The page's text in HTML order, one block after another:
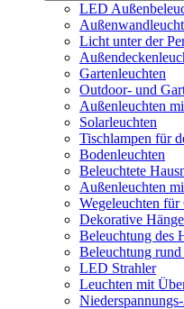
LED
Licht unter der
Gartenleuchten
Outdoor- und
Außenleuchten
Solarleuchten
Tischlampen für
Bodenleuchten
Beleuchtete
Außenleuchten
Wegeleuchten für
Dekorative
Beleuchtung des
Beleuchtung
LED Strahler
Leuchten mit